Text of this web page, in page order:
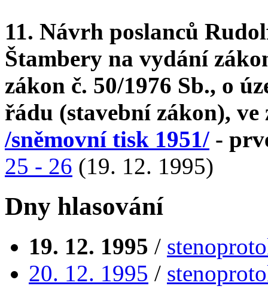
11. Návrh poslanců
Štambery na vydání
zákon č. 50/1976 Sb., o
řádu (stavební zákon),
/sněmovní tisk 1951/ -
25 - 26 (19. 12. 1995)
Dny hlasování
19. 12. 1995 /
20. 12. 1995 /